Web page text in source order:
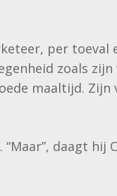
per toeval
zoals
maaltijd.
daagt hij